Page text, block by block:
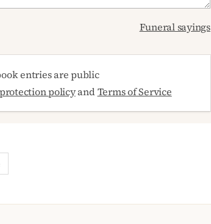
Funeral sayings
entries are public
policyandTerms of Service